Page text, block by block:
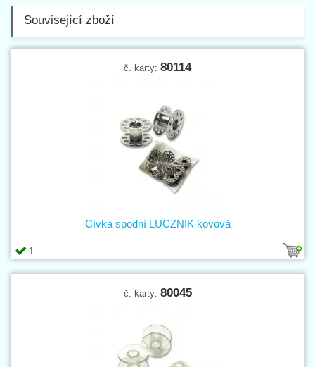
Související zboží
č. karty: 80114
1
Cívka spodní LUCZNIK kovová
č. karty: 80045